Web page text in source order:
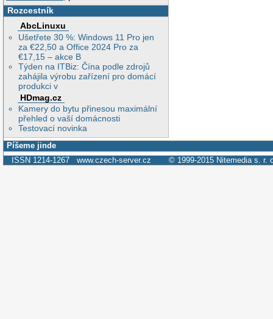
Rozcestník
AbcLinuxu
Ušetřete 30 %: Windows 11 Pro jen
za €22,50 a Office 2024 Pro za
€17,15 – akce B
Týden na ITBiz: Čína podle zdrojů
zahájila výrobu zařízení pro domácí
produkci v
HDmag.cz
Kamery do bytu přinesou maximální
přehled o vaší domácnosti
Testovací novinka
Píšeme jinde
ISSN 1214-1267 www.czech-server.cz © 1999-2015 Nitemedia s. r.